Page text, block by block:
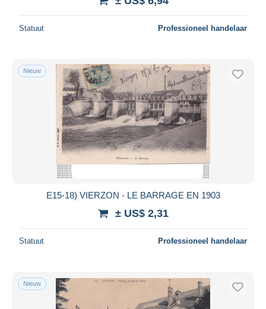
Statuut Professioneel handelaar
Nieuw
E15-18) VIERZON - LE BARRAGE EN 1903
± US$ 2,31
Statuut Professioneel handelaar
Nieuw